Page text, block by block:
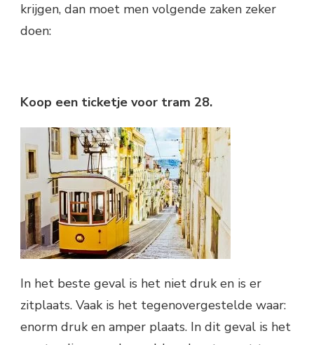
krijgen, dan moet men volgende zaken zeker
doen:
Koop een ticketje voor tram 28.
In het beste geval is het niet druk en is er
zitplaats. Vaak is het tegenovergestelde waar:
enorm druk en amper plaats. In dit geval is het